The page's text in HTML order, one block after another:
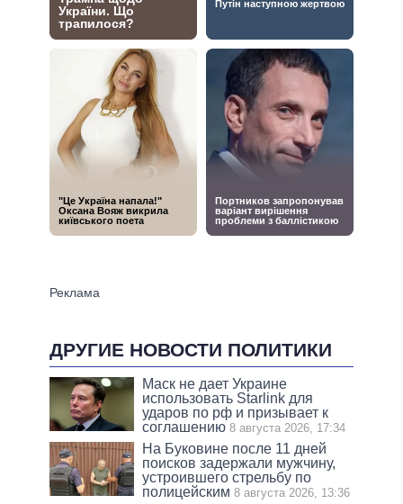
ДРУГИЕ НОВОСТИ ПОЛИТИКИ
Маск не дает Украине
использовать Starlink для
ударов по рф и призывает к
соглашению 8 августа 2026, 17:34
На Буковине после 11 дней
поисков задержали мужчину,
устроившего стрельбу по
полицейским 8 августа 2026, 13:36